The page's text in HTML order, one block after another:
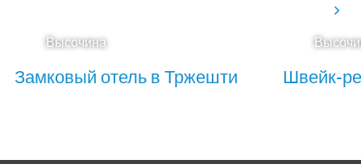
Высочина
Замковый отель в Тржешти Швейк-